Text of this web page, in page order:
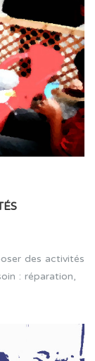
des activités
: réparation,